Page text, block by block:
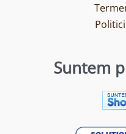
Suntem